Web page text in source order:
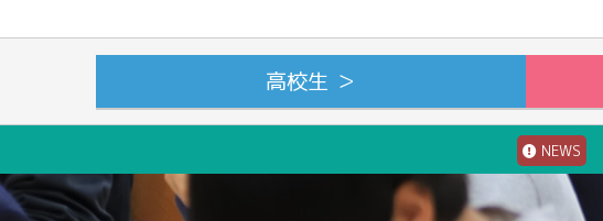
高校生 ＞
NEWS